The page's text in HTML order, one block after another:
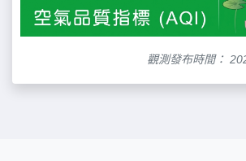
觀測發布時間：